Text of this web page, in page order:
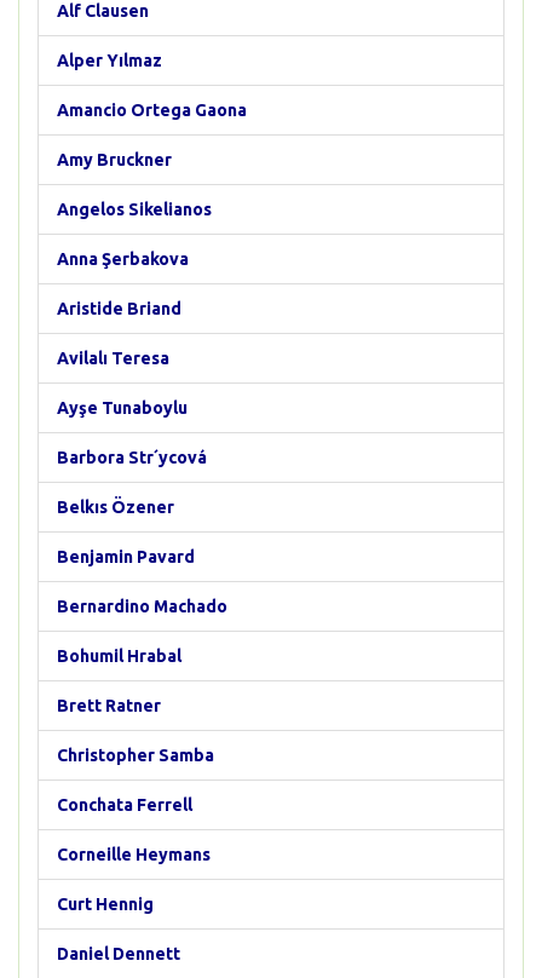
Alf Clausen
Alper Yılmaz
Amancio Ortega Gaona
Amy Bruckner
Angelos Sikelianos
Anna Şerbakova
Aristide Briand
Avilalı Teresa
Ayşe Tunaboylu
Barbora Str´ycová
Belkıs Özener
Benjamin Pavard
Bernardino Machado
Bohumil Hrabal
Brett Ratner
Christopher Samba
Conchata Ferrell
Corneille Heymans
Curt Hennig
Daniel Dennett